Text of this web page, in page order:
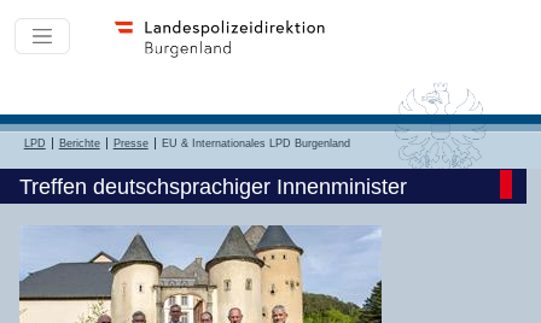
LPD Berichte Presse EU & Internationales LPD Burgenland
Treffen deutschsprachiger Innenminister